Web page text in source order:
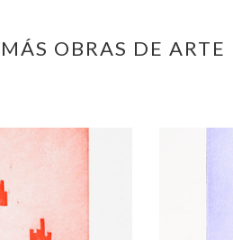
MÁS OBRAS DE